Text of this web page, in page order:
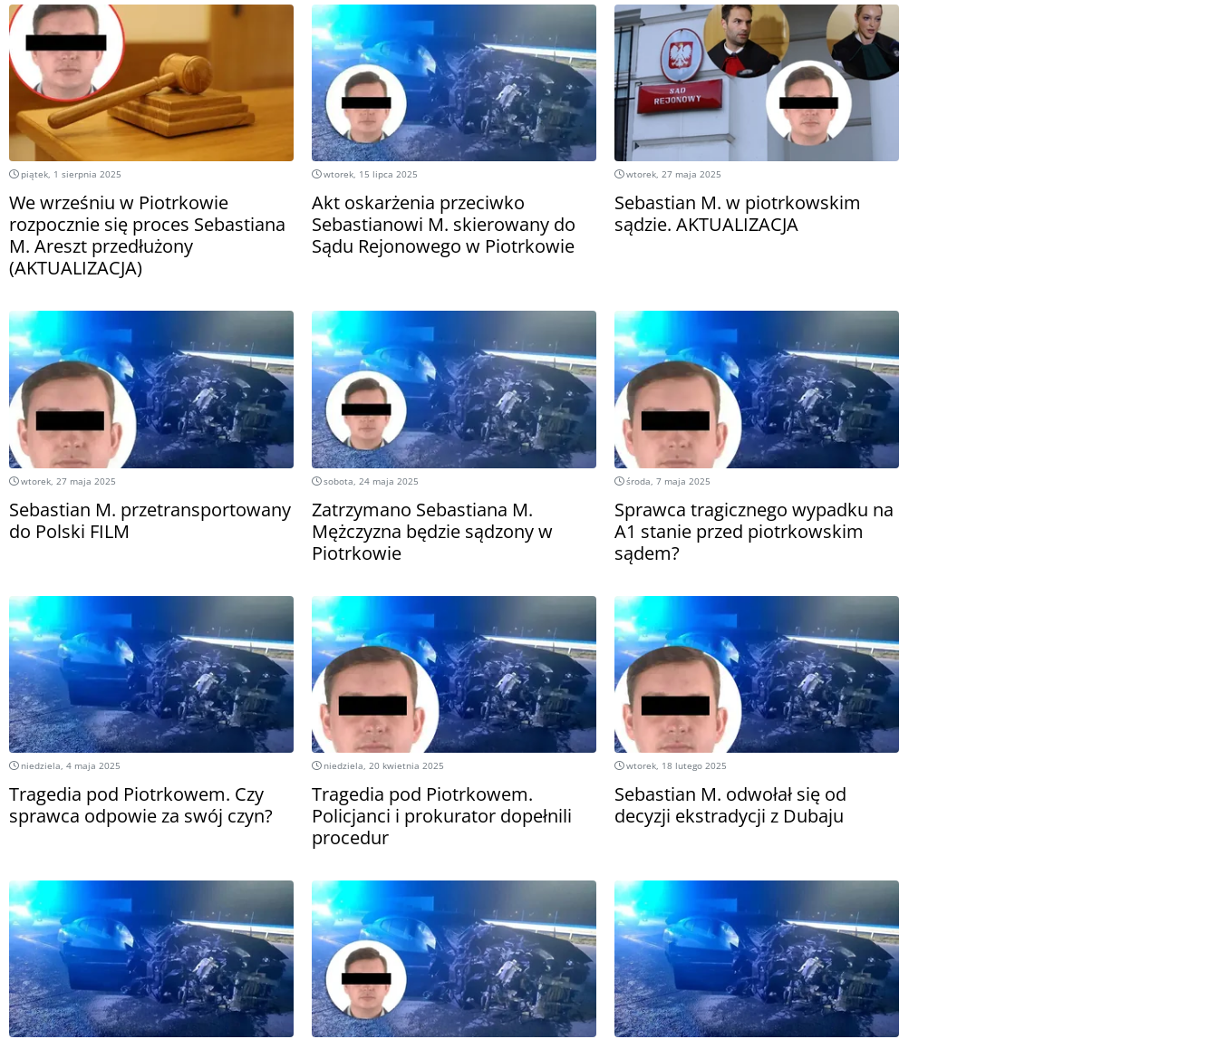
piątek, 1 sierpnia 2025
We wrześniu w Piotrkowie
rozpocznie się proces Sebastiana
M. Areszt przedłużony
(AKTUALIZACJA)
wtorek, 15 lipca 2025
Akt oskarżenia przeciwko
Sebastianowi M. skierowany do
Sądu Rejonowego w Piotrkowie
wtorek, 27 maja 2025
Sebastian M. w piotrkowskim
sądzie. AKTUALIZACJA
wtorek, 27 maja 2025
Sebastian M. przetransportowany
do Polski FILM
sobota, 24 maja 2025
Zatrzymano Sebastiana M.
Mężczyzna będzie sądzony w
Piotrkowie
środa, 7 maja 2025
Sprawca tragicznego wypadku na
A1 stanie przed piotrkowskim
sądem?
niedziela, 4 maja 2025
Tragedia pod Piotrkowem. Czy
sprawca odpowie za swój czyn?
niedziela, 20 kwietnia 2025
Tragedia pod Piotrkowem.
Policjanci i prokurator dopełnili
procedur
wtorek, 18 lutego 2025
Sebastian M. odwołał się od
decyzji ekstradycji z Dubaju